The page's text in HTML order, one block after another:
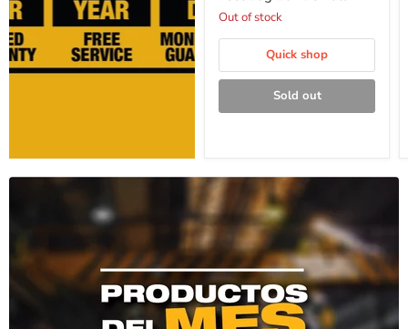
Out of stock
Quick shop
Sold out